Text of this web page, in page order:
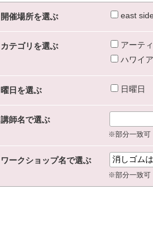
開催場所を選ぶ east
カテゴリを選ぶ アーテ
ハワイ
曜日を選ぶ 日曜日
講師名で選ぶ
※部分一致可
ワークショップ名で選ぶ
※部分一致可